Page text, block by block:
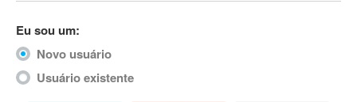
Actimize
ActionScript
ActionScript 3
Eu sou um:
Novo usuário
Usuário existente